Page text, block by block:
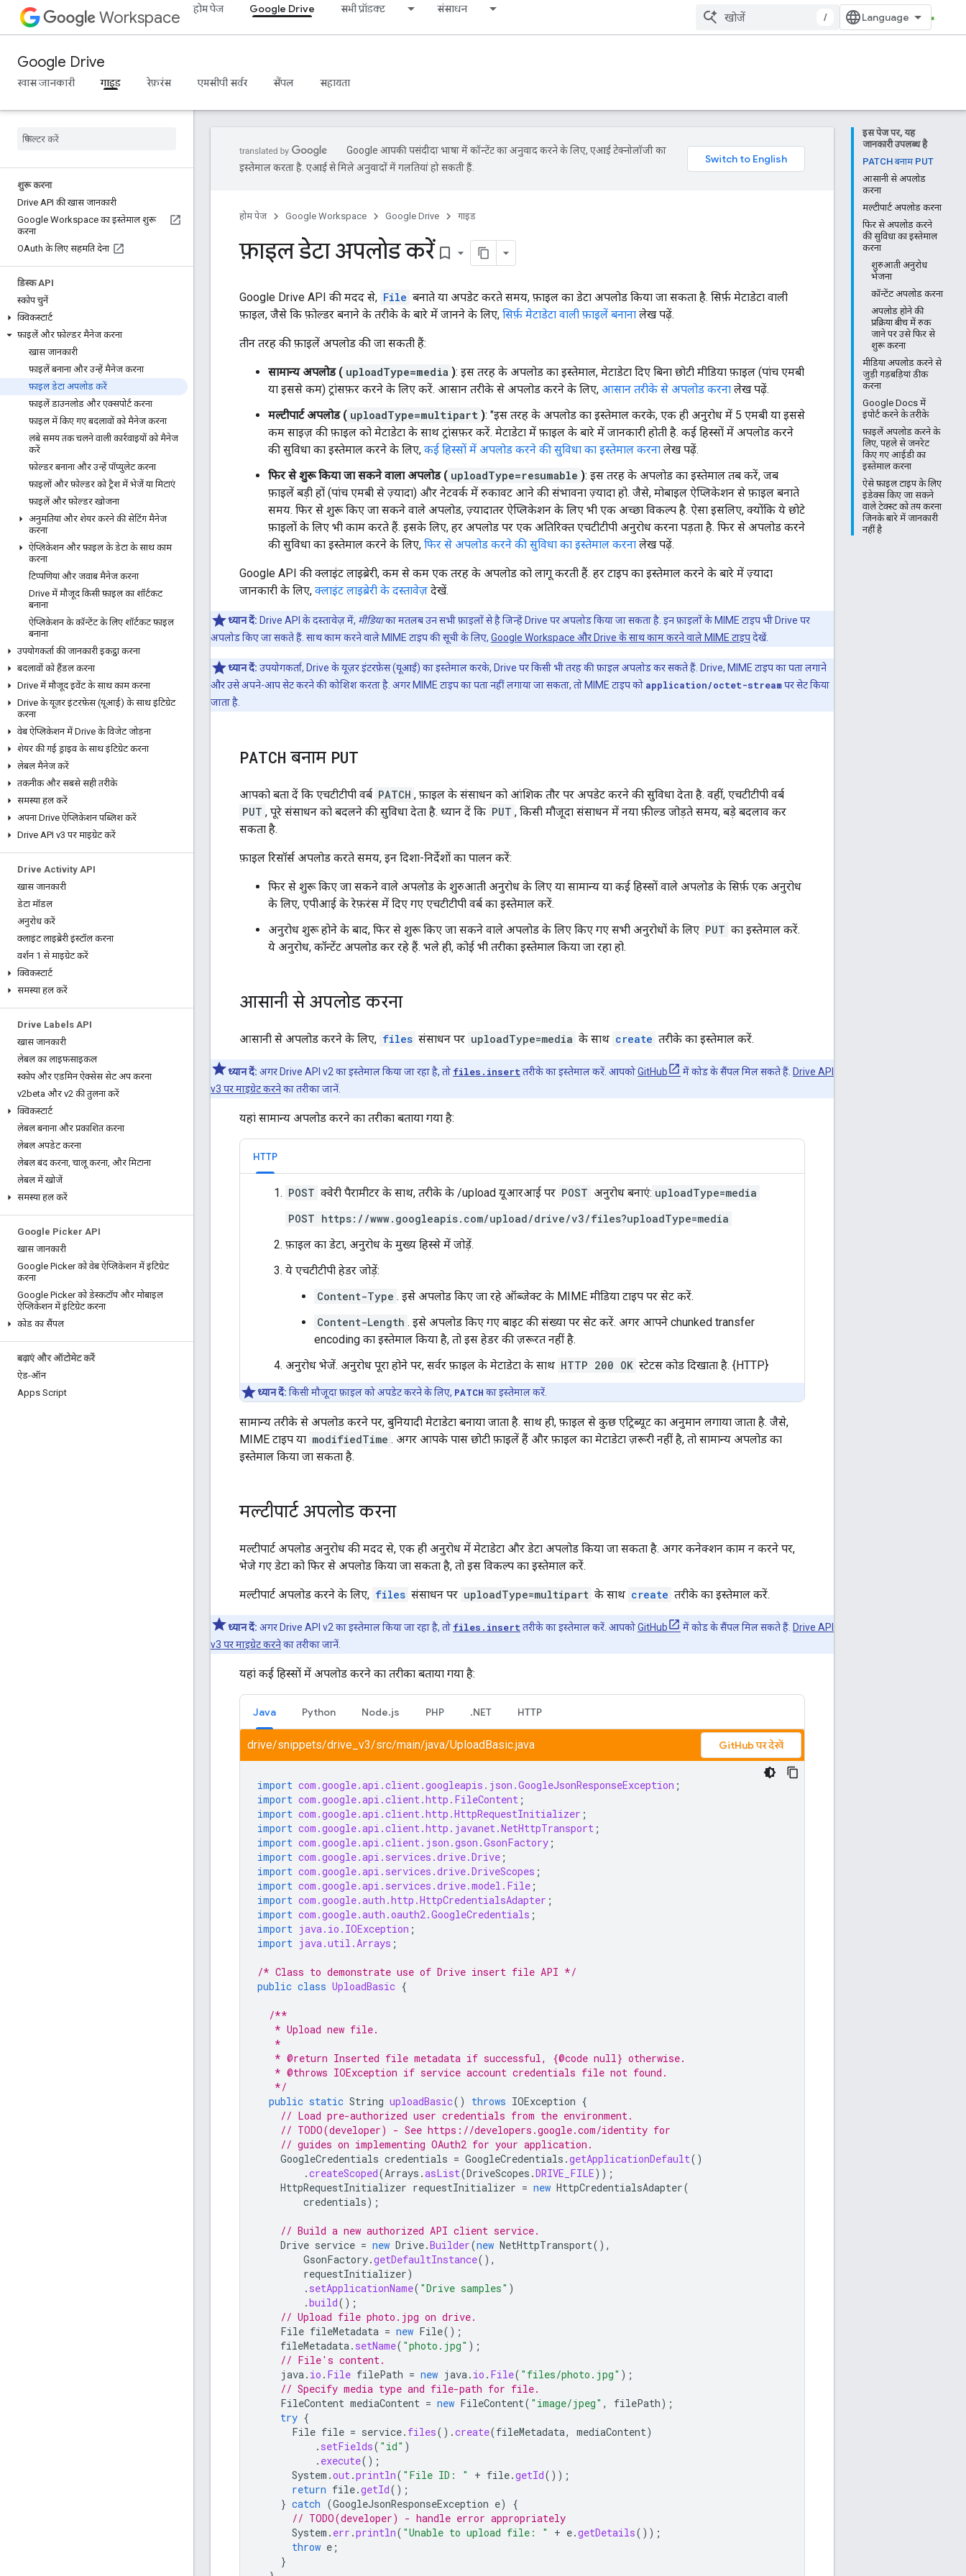
Workspace होम पेज Google Drive सभी प्रॉडक्ट संसाधन
/
Google Drive
खास जानकारी गाइड रेफ़रंस एमसीपी सर्वर सैंपल सहायता
शुरू करना
Drive API की खास जानकारी
Google Workspace का इस्तेमाल शुरू
करना
OAuth के लिए सहमति देना
डिस्क API
स्कोप चुनें
क्विकस्टार्ट
फ़ाइलें और फ़ोल्डर मैनेज करना
खास जानकारी
फ़ाइलें बनाना और उन्हें मैनेज करना
फ़ाइल डेटा अपलोड करें
फ़ाइलें डाउनलोड और एक्सपोर्ट करना
फ़ाइल में किए गए बदलावों को मैनेज करना
लंबे समय तक चलने वाली कार्रवाइयों को मैनेज
करें
फ़ोल्डर बनाना और उन्हें पॉप्युलेट करना
फ़ाइलों और फ़ोल्डर को ट्रैश में भेजें या मिटाएं
फ़ाइलें और फ़ोल्डर खोजना
अनुमतियां और शेयर करने की सेटिंग मैनेज
करना
ऐप्लिकेशन और फ़ाइल के डेटा के साथ काम
करना
टिप्पणियां और जवाब मैनेज करना
Drive में मौजूद किसी फ़ाइल का शॉर्टकट
बनाना
ऐप्लिकेशन के कॉन्टेंट के लिए शॉर्टकट फ़ाइल
बनाना
उपयोगकर्ता की जानकारी इकट्ठा करना
बदलावों को हैंडल करना
Drive में मौजूद इवेंट के साथ काम करना
Drive के यूज़र इंटरफ़ेस (यूआई) के साथ इंटिग्रेट
करना
वेब ऐप्लिकेशन में Drive के विजेट जोड़ना
शेयर की गई ड्राइव के साथ इंटिग्रेट करना
लेबल मैनेज करें
तकनीक और सबसे सही तरीके
समस्या हल करें
अपना Drive ऐप्लिकेशन पब्लिश करें
Drive API v3 पर माइग्रेट करें
Drive Activity API
खास जानकारी
डेटा मॉडल
अनुरोध करें
क्लाइंट लाइब्रेरी इंस्टॉल करना
वर्शन 1 से माइग्रेट करें
क्विकस्टार्ट
समस्या हल करें
Drive Labels API
खास जानकारी
लेबल का लाइफ़साइकल
स्कोप और एडमिन ऐक्सेस सेट अप करना
v2beta और v2 की तुलना करें
क्विकस्टार्ट
लेबल बनाना और प्रकाशित करना
लेबल अपडेट करना
लेबल बंद करना, चालू करना, और मिटाना
लेबल में खोजें
समस्या हल करें
Google Picker API
खास जानकारी
Google Picker को वेब ऐप्लिकेशन में इंटिग्रेट
करना
Google Picker को डेस्कटॉप और मोबाइल
ऐप्लिकेशन में इंटिग्रेट करना
कोड का सैंपल
बढ़ाएं और ऑटोमेट करें
ऐड-ऑन
Apps Script
इस पेज पर, यह
जानकारी उपलब्ध है
PATCH बनाम PUT
आसानी से अपलोड
करना
मल्टीपार्ट अपलोड करना
फिर से अपलोड करने
की सुविधा का इस्तेमाल
करना
शुरुआती अनुरोध
भेजना
कॉन्टेंट अपलोड करना
अपलोड होने की
प्रक्रिया बीच में रुक
जाने पर उसे फिर से
शुरू करना
मीडिया अपलोड करने से
जुड़ी गड़बड़ियां ठीक
करना
Google Docs में
इंपोर्ट करने के तरीके
फ़ाइलें अपलोड करने के
लिए, पहले से जनरेट
किए गए आईडी का
इस्तेमाल करना
ऐसे फ़ाइल टाइप के लिए
इंडेक्स किए जा सकने
वाले टेक्स्ट को तय करना
जिनके बारे में जानकारी
नहीं है
Google आपकी पसंदीदा भाषा में कॉन्टेंट का अनुवाद करने के लिए, एआई टेक्नोलॉजी का
इस्तेमाल करता है. एआई से मिले अनुवादों में गलतियां हो सकती हैं.
होम पेज Google Workspace Google Drive गाइड
फ़ाइल डेटा अपलोड करें bookmark_border
Google Drive API की मदद से, File बनाते या अपडेट करते समय, फ़ाइल का डेटा अपलोड किया जा सकता है. सिर्फ़ मेटाडेटा वाली
फ़ाइल, जैसे कि फ़ोल्डर बनाने के तरीके के बारे में जानने के लिए, सिर्फ़ मेटाडेटा वाली फ़ाइलें बनाना लेख पढ़ें.
तीन तरह की फ़ाइलें अपलोड की जा सकती हैं:
सामान्य अपलोड ( uploadType=media ): इस तरह के अपलोड का इस्तेमाल, मेटाडेटा दिए बिना छोटी मीडिया फ़ाइल (पांच एमबी
या इससे कम) ट्रांसफ़र करने के लिए करें. आसान तरीके से अपलोड करने के लिए, आसान तरीके से अपलोड करना लेख पढ़ें.
मल्टीपार्ट अपलोड ( uploadType=multipart ): "इस तरह के अपलोड का इस्तेमाल करके, एक ही अनुरोध में 5 एमबी या इससे
कम साइज़ की फ़ाइल को मेटाडेटा के साथ ट्रांसफ़र करें. मेटाडेटा में फ़ाइल के बारे में जानकारी होती है. कई हिस्सों में अपलोड करने
की सुविधा का इस्तेमाल करने के लिए, कई हिस्सों में अपलोड करने की सुविधा का इस्तेमाल करना लेख पढ़ें.
फिर से शुरू किया जा सकने वाला अपलोड ( uploadType=resumable ): इस तरह के अपलोड का इस्तेमाल तब करें, जब
फ़ाइलें बड़ी हों (पांच एमबी से ज़्यादा) और नेटवर्क में रुकावट आने की संभावना ज़्यादा हो. जैसे, मोबाइल ऐप्लिकेशन से फ़ाइल बनाते
समय. फिर से शुरू किए जा सकने वाले अपलोड, ज़्यादातर ऐप्लिकेशन के लिए भी एक अच्छा विकल्प है. ऐसा इसलिए, क्योंकि ये छोटे
फ़ाइलों के लिए भी काम करते हैं. इसके लिए, हर अपलोड पर एक अतिरिक्त एचटीटीपी अनुरोध करना पड़ता है. फिर से अपलोड करने
की सुविधा का इस्तेमाल करने के लिए, फिर से अपलोड करने की सुविधा का इस्तेमाल करना लेख पढ़ें.
Google API की क्लाइंट लाइब्रेरी, कम से कम एक तरह के अपलोड को लागू करती हैं. हर टाइप का इस्तेमाल करने के बारे में ज़्यादा
जानकारी के लिए, क्लाइंट लाइब्रेरी के दस्तावेज़ देखें.
ध्यान दें: Drive API के दस्तावेज़ में, मीडियाका मतलब उन सभी फ़ाइलों से है जिन्हें Drive पर अपलोड किया जा सकता है. इन फ़ाइलों के MIME टाइप भी Drive पर
अपलोड किए जा सकते हैं. साथ काम करने वाले MIME टाइप की सूची के लिए, Google Workspace और Drive के साथ काम करने वाले MIME टाइपदेखें.
ध्यान दें: उपयोगकर्ता, Drive के यूज़र इंटरफ़ेस (यूआई) का इस्तेमाल करके, Drive पर किसी भी तरह की फ़ाइल अपलोड कर सकते हैं. Drive, MIME टाइप का पता लगाने
और उसे अपने-आप सेट करने की कोशिश करता है. अगर MIME टाइप का पता नहीं लगाया जा सकता, तो MIME टाइप को application/octet-streamपर सेट किया
जाता है.
PATCH बनाम PUT
आपको बता दें कि एचटीटीपी वर्ब PATCH , फ़ाइल के संसाधन को आंशिक तौर पर अपडेट करने की सुविधा देता है. वहीं, एचटीटीपी वर्ब
PUT , पूरे संसाधन को बदलने की सुविधा देता है. ध्यान दें कि PUT , किसी मौजूदा संसाधन में नया फ़ील्ड जोड़ते समय, बड़े बदलाव कर
सकता है.
फ़ाइल रिसॉर्स अपलोड करते समय, इन दिशा-निर्देशों का पालन करें:
फिर से शुरू किए जा सकने वाले अपलोड के शुरुआती अनुरोध के लिए या सामान्य या कई हिस्सों वाले अपलोड के सिर्फ़ एक अनुरोध
के लिए, एपीआई के रेफ़रंस में दिए गए एचटीटीपी वर्ब का इस्तेमाल करें.
अनुरोध शुरू होने के बाद, फिर से शुरू किए जा सकने वाले अपलोड के लिए किए गए सभी अनुरोधों के लिए PUT का इस्तेमाल करें.
ये अनुरोध, कॉन्टेंट अपलोड कर रहे हैं. भले ही, कोई भी तरीका इस्तेमाल किया जा रहा हो.
आसानी से अपलोड करना
आसानी से अपलोड करने के लिए, files संसाधन पर uploadType=media के साथ create तरीके का इस्तेमाल करें.
ध्यान दें: अगर Drive API v2 का इस्तेमाल किया जा रहा है, तो files.insert तरीके का इस्तेमाल करें. आपकोGitHub में कोड के सैंपल मिल सकते हैं. Drive API
v3 पर माइग्रेट करनेका तरीका जानें.
यहां सामान्य अपलोड करने का तरीका बताया गया है:
HTTP
POST क्वेरी पैरामीटर के साथ, तरीके के /upload यूआरआई पर POST अनुरोध बनाएं: uploadType=media
POST https://www.googleapis.com/upload/drive/v3/files?uploadType=media
फ़ाइल का डेटा, अनुरोध के मुख्य हिस्से में जोड़ें.
ये एचटीटीपी हेडर जोड़ें:
Content-Type . इसे अपलोड किए जा रहे ऑब्जेक्ट के MIME मीडिया टाइप पर सेट करें.
Content-Length . इसे अपलोड किए गए बाइट की संख्या पर सेट करें. अगर आपने chunked transfer
encoding का इस्तेमाल किया है, तो इस हेडर की ज़रूरत नहीं है.
अनुरोध भेजें. अनुरोध पूरा होने पर, सर्वर फ़ाइल के मेटाडेटा के साथ HTTP 200 OK स्टेटस कोड दिखाता है. {HTTP}
ध्यान दें: किसी मौजूदा फ़ाइल को अपडेट करने के लिए, PATCH का इस्तेमाल करें.
सामान्य तरीके से अपलोड करने पर, बुनियादी मेटाडेटा बनाया जाता है. साथ ही, फ़ाइल से कुछ एट्रिब्यूट का अनुमान लगाया जाता है. जैसे,
MIME टाइप या modifiedTime . अगर आपके पास छोटी फ़ाइलें हैं और फ़ाइल का मेटाडेटा ज़रूरी नहीं है, तो सामान्य अपलोड का
इस्तेमाल किया जा सकता है.
मल्टीपार्ट अपलोड करना
मल्टीपार्ट अपलोड अनुरोध की मदद से, एक ही अनुरोध में मेटाडेटा और डेटा अपलोड किया जा सकता है. अगर कनेक्शन काम न करने पर,
भेजे गए डेटा को फिर से अपलोड किया जा सकता है, तो इस विकल्प का इस्तेमाल करें.
मल्टीपार्ट अपलोड करने के लिए, files संसाधन पर uploadType=multipart के साथ create तरीके का इस्तेमाल करें.
ध्यान दें: अगर Drive API v2 का इस्तेमाल किया जा रहा है, तो files.insert तरीके का इस्तेमाल करें. आपकोGitHub में कोड के सैंपल मिल सकते हैं. Drive API
v3 पर माइग्रेट करनेका तरीका जानें.
यहां कई हिस्सों में अपलोड करने का तरीका बताया गया है:
Java Python Node.js PHP .NET HTTP
drive/snippets/drive_v3/src/main/java/UploadBasic.java GitHub पर देखें
import com.google.api.client.googleapis.json.GoogleJsonResponseException ;
import com.google.api.client.http.FileContent ;
import com.google.api.client.http.HttpRequestInitializer ;
import com.google.api.client.http.javanet.NetHttpTransport ;
import com.google.api.client.json.gson.GsonFactory ;
import com.google.api.services.drive.Drive ;
import com.google.api.services.drive.DriveScopes ;
import com.google.api.services.drive.model.File ;
import com.google.auth.http.HttpCredentialsAdapter ;
import com.google.auth.oauth2.GoogleCredentials ;
import java.io.IOException ;
import java.util.Arrays ;
/* Class to demonstrate use of Drive insert file API */
public class UploadBasic {
/**
   * Upload new file.
   *
   * @return Inserted file metadata if successful, {@code null} otherwise.
   * @throws IOException if service account credentials file not found.
   */
public static String uploadBasic() throws IOException {
// Load pre-authorized user credentials from the environment.
// TODO(developer) - See https://developers.google.com/identity for
// guides on implementing OAuth2 for your application.
GoogleCredentials credentials = GoogleCredentials .getApplicationDefault()
.createScoped(Arrays .asList(DriveScopes .DRIVE_FILE));
HttpRequestInitializer requestInitializer = new HttpCredentialsAdapter(
credentials);
// Build a new authorized API client service.
Drive service = new Drive.Builder(new NetHttpTransport(),
GsonFactory.getDefaultInstance(),
requestInitializer)
. setApplicationName( "Drive samples" )
.build();
// Upload file photo.jpg on drive.
File fileMetadata = new File();
fileMetadata. setName( "photo.jpg" );
// File's content.
java. io . File filePath = new java. io . File( "files/photo.jpg" );
// Specify media type and file-path for file.
FileContent mediaContent = new FileContent( "image/jpeg" , filePath);
try {
File file = service. files().create(fileMetadata, mediaContent)
. setFields( "id" )
. execute();
System .out.println( "File ID: " + file.getId());
return file.getId();
} catch (GoogleJsonResponseException e)
{
// TODO(developer) - handle error appropriately
System . err .println( "Unable to upload file: " + e.getDetails());
throw e ;
}